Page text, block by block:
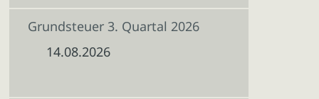
Grundsteuer 3. Quartal 2026
14.08.2026